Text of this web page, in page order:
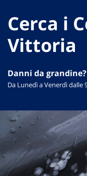
Cerca i
Vittoria
Danni da
Da Lunedì a Venerdì dalle